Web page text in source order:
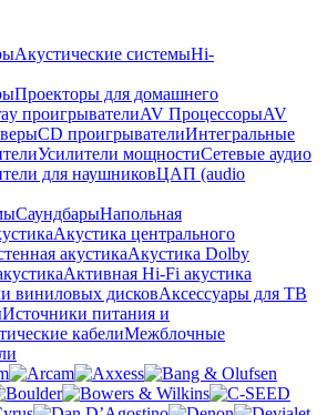
Акустические системыHi-
Проекторы для домашнего
проигрывателиAV ПроцессорыAV
CD проигрывателиИнтегральные
Усилители мощностиСетевые аудио
для наушниковЦАП (audio
СаундбарыНапольная
Акустика центрального
акустикаАкустика Dolby
Активная Hi-Fi акустика
виниловых дисковАксессуары для ТВ
Источники питания и
кабелиМежблочные